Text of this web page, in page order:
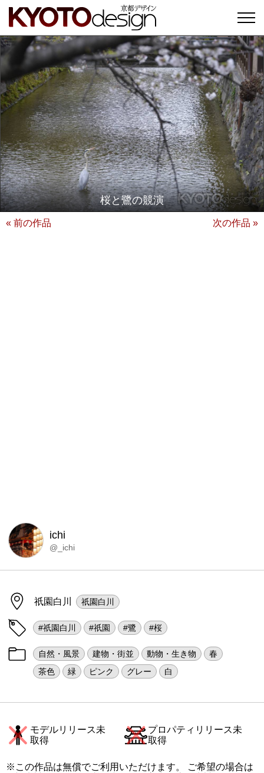
桜と鷺の競演
« 前の作品 次の作品 »
ichi
@_ichi
祇園白川 祇園白川
#祇園白川 #祇園 #鷺 #桜
自然・風景 建物・街並 動物・生き物
春
茶色
緑 ピンク グレー 白
モデルリリース未
取得
プロパティリリース未
取得
※この作品は無償でご利用いただけます。 ご希望の場合は